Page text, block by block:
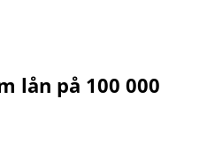
lån på 100 000